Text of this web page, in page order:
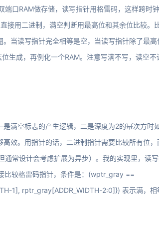
端口RAM做存储，读写指针用格雷码，这样跨时
接用二进制，满空判断用最高位和其余位比较。
当读写指针完全相等是空，当读写指针除了最高
生成，再例化一个RAM。注意写满不写，读空不
满空标志的产生逻辑，二是深度为2的幂次方时
效。用指针的话，二进制指针需要比较所有位
通常设计会考虑扩展为异步）。我的实现里，读
比较格雷码指针，条件是：(wptr_gray ==
1], rptr_gray[ADDR_WIDTH-2:0]}) 表示满，相